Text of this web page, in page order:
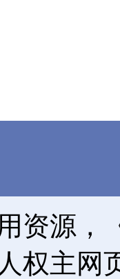
资源，
权主网